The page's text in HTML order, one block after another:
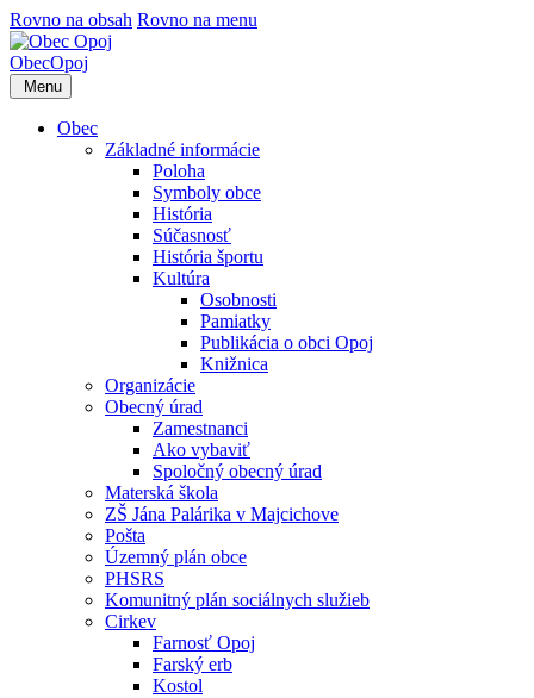
Rovno na obsah Rovno na menu
ObecOpoj
Menu
Obec
Základné informácie
Poloha
Symboly obce
História
Súčasnosť
História športu
Kultúra
Osobnosti
Pamiatky
Publikácia o obci Opoj
Knižnica
Organizácie
Obecný úrad
Zamestnanci
Ako vybaviť
Spoločný obecný úrad
Materská škola
ZŠ Jána Palárika v Majcichove
Pošta
Územný plán obce
PHSRS
Komunitný plán sociálnych služieb
Cirkev
Farnosť Opoj
Farský erb
Kostol